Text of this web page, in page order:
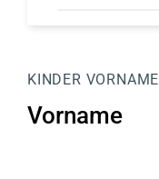
KINDER VORNAME
Vorname